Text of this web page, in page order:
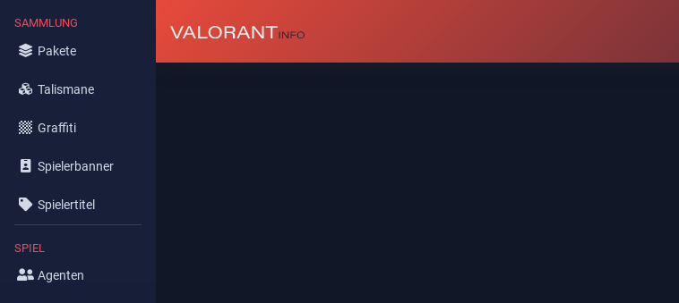
SAMMLUNG
Pakete
Talismane
Graffiti
Spielerbanner
Spielertitel
SPIEL
Agenten